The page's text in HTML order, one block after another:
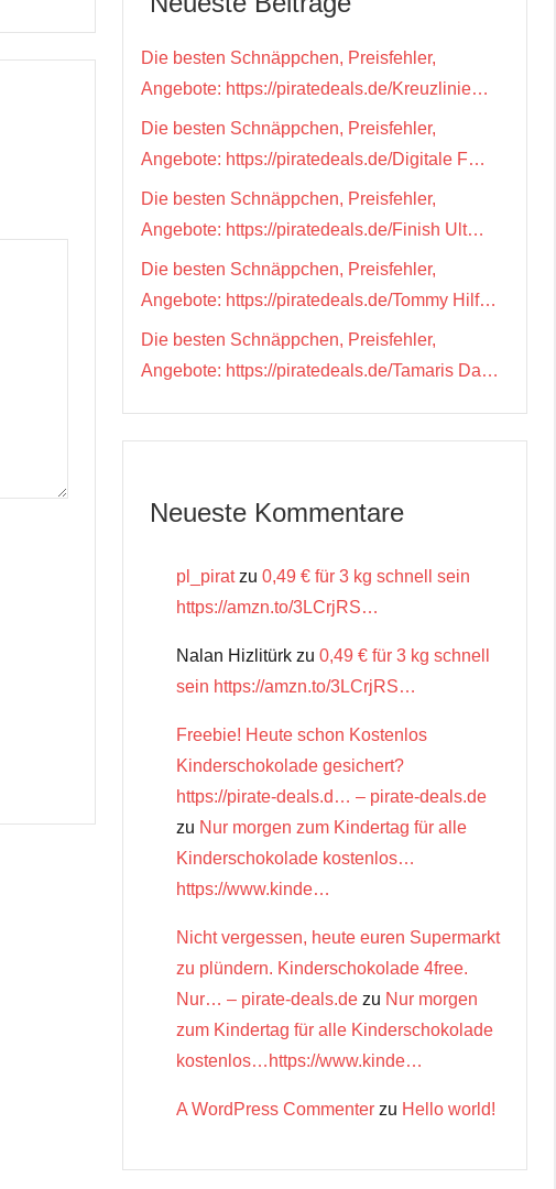
Die besten Schnäppchen, Preisfehler,
Angebote: https://piratedeals.de/Kreuzlinie…
Die besten Schnäppchen, Preisfehler,
Angebote: https://piratedeals.de/Digitale F…
Die besten Schnäppchen, Preisfehler,
Angebote: https://piratedeals.de/Finish Ult…
Die besten Schnäppchen, Preisfehler,
Angebote: https://piratedeals.de/Tommy Hilf…
Die besten Schnäppchen, Preisfehler,
Angebote: https://piratedeals.de/Tamaris Da…
Neueste Kommentare
pl_piratzu 0,49 € für 3 kg schnell sein
https://amzn.to/3LCrjRS…
Nalan Hizlitürk zu 0,49 € für 3 kg schnell
sein https://amzn.to/3LCrjRS…
Freebie! Heute schon Kostenlos
Kinderschokolade gesichert?
https://pirate-deals.d… – pirate-deals.de
zu Nur morgen zum Kindertag für alle
Kinderschokolade kostenlos…
https://www.kinde…
Nicht vergessen, heute euren Supermarkt
zu plündern. Kinderschokolade 4free.
Nur… – pirate-deals.de zu Nur morgen
zum Kindertag für alle Kinderschokolade
kostenlos…https://www.kinde…
A WordPress Commenter zu Hello world!